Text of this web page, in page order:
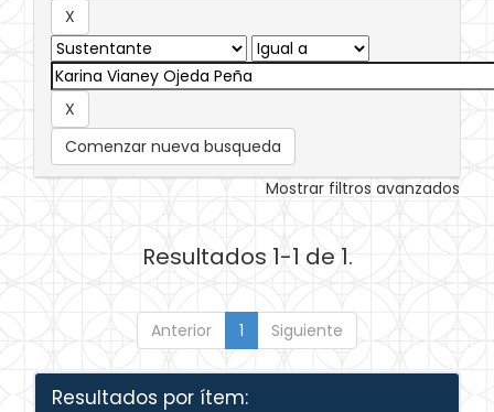
Comenzar nueva busqueda
Mostrar filtros avanzados
Resultados 1-1 de 1.
Anterior 1 Siguiente
Resultados por ítem: